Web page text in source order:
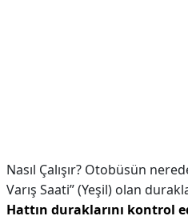
Nasıl Çalışır? Otobüsün
Varış Saati” (Yeşil) olan
Hattın duraklarını kontrol